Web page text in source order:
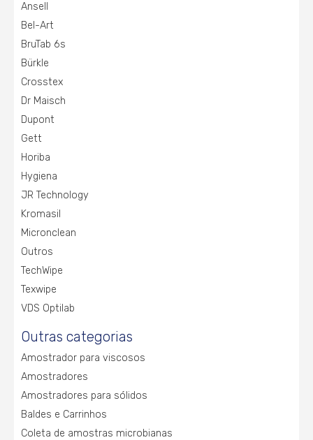
Ansell
Bel-Art
BruTab 6s
Bürkle
Crosstex
Dr Maisch
Dupont
Gett
Horiba
Hygiena
JR Technology
Kromasil
Micronclean
Outros
TechWipe
Texwipe
VDS Optilab
Outras categorias
Amostrador para viscosos
Amostradores
Amostradores para sólidos
Baldes e Carrinhos
Coleta de amostras microbianas